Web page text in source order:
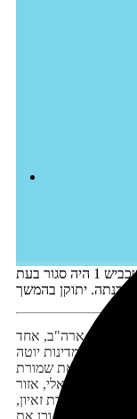
יש עיוות במפה מדרום למונטריי בשל העובדה שכביש 1 היה סגור בעת
הכנתה. יתוקן בהמשך
קלאסי בדרום מערב ארה"ב, אחד
מתמקד במדינות יוטה
וכולל את שמורת
, המוניומנט ואלי, אזור
ברייס, שמורת זאיון,
שמורת יוסמיטי, את קו החוף הנהדר של קליפורניה (כביש 1) וכן את